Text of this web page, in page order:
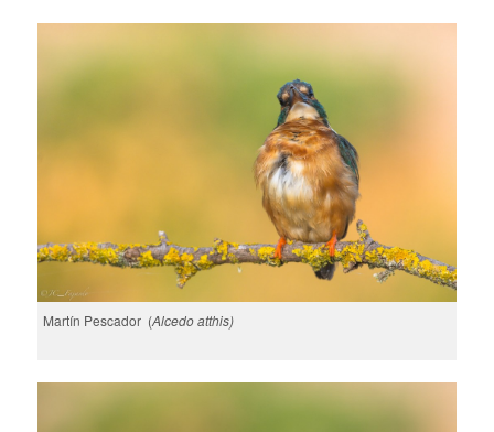
Martín Pescador (Alcedo atthis)